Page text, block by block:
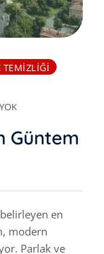
TEMIZLIĞI
Güntem
en
modern
Parlak ve